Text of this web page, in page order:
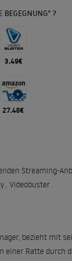
BEGEGNUNG" ?
3.49€
27.48€
Streaming-
, Videobuster.
bezieht mit
einer Ratte durch